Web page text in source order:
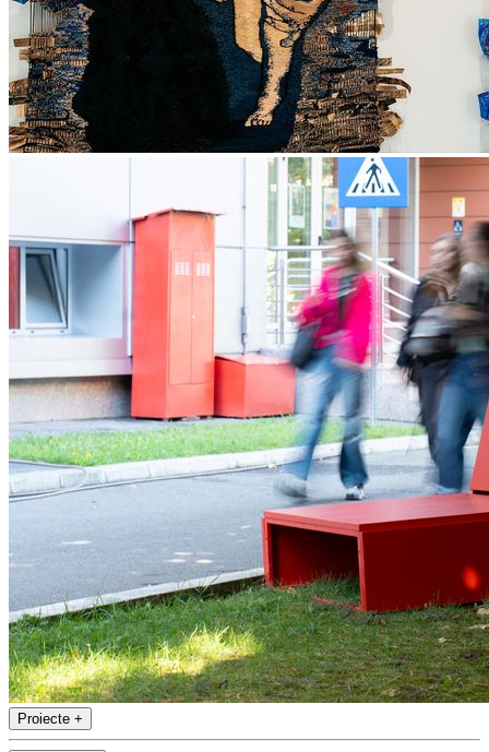
Proiecte +